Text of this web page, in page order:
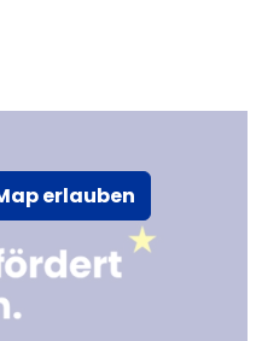
erlauben